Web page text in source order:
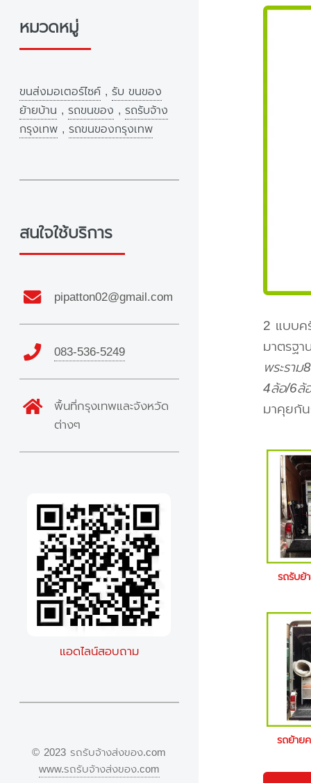
2 แบบค
มาตรฐ
พระราม8
4ล้อ/6ล้
มาคุยกั
รถรับย้
รถย้าย
หมวดหมู่
ขนส่งมอเตอร์ไซค์ , รับ ขนของ
ย้ายบ้าน , รถขนของ , รถรับจ้าง
กรุงเทพ , รถขนของกรุงเทพ
สนใจใช้บริการ
pipatton02@gmail.com
083-536-5249
พื้นที่กรุงเทพและจังหวัด
ต่างๆ
แอดไลน์สอบถาม
© 2023 รถรับจ้างส่งของ.com
www.รถรับจ้างส่งของ.com